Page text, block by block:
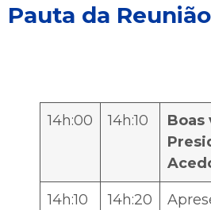
Pauta da Reunião
14h:00 14h:10
Boas
14h:10 14h:20